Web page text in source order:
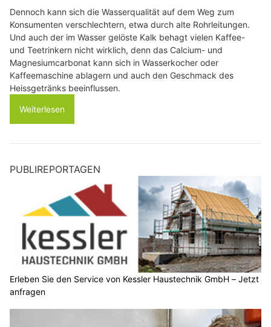
Dennoch kann sich die Wasserqualität auf dem Weg zum
Konsumenten verschlechtern, etwa durch alte Rohrleitungen.
Und auch der im Wasser gelöste Kalk behagt vielen Kaffee-
und Teetrinkern nicht wirklich, denn das Calcium- und
Magnesiumcarbonat kann sich in Wasserkocher oder
Kaffeemaschine ablagern und auch den Geschmack des
Heissgetränks beeinflussen.
Weiterlesen
PUBLIREPORTAGEN
Erleben Sie den Service von Kessler Haustechnik GmbH – Jetzt
anfragen